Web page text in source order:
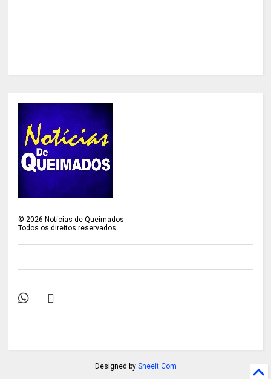
©2026 Notícias de Queimados
Todos os direitos reservados.
Designed by Sneeit.Com